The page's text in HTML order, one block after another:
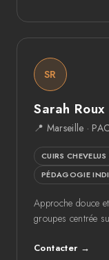
SR
Sarah Roux
📍 Marseille ·
CUIRS
PÉDAGOGIE
Approche douce
groupes centrée
Contacter →